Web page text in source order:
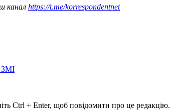
канал https://t.me/korrespondentnet
ЗМІ
Ctrl + Enter, щоб повідомити про це редакцію.